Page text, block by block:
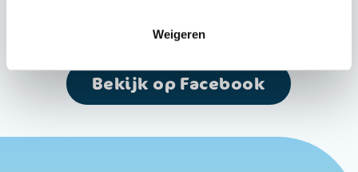
Weigeren
Bekijk op Instagram
Bekijk op Facebook